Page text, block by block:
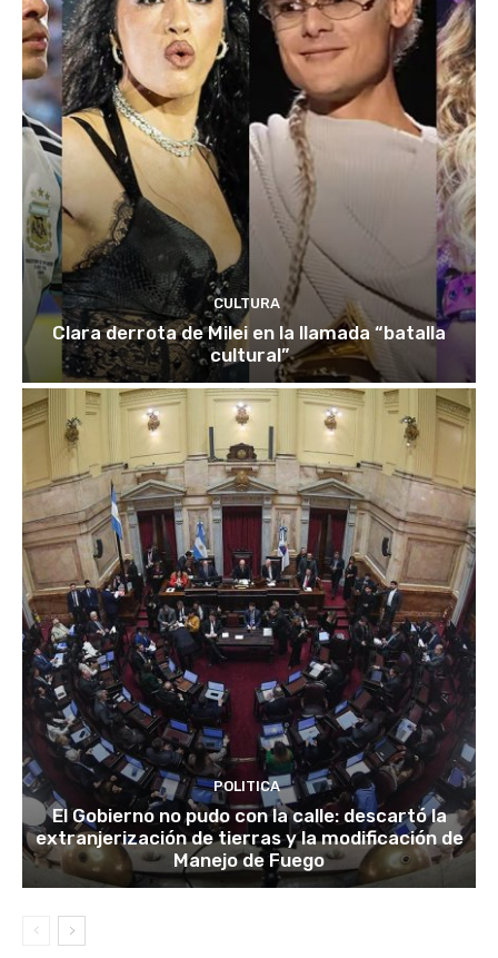
CULTURA
Clara derrota de Milei en la llamada “batalla
cultural”
POLITICA
El Gobierno no pudo con la calle: descartó la
extranjerización de tierras y la modificación de
Manejo de Fuego